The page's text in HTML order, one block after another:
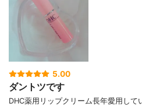
5.00
ダントツです
DHC薬用リップクリーム長年愛用し